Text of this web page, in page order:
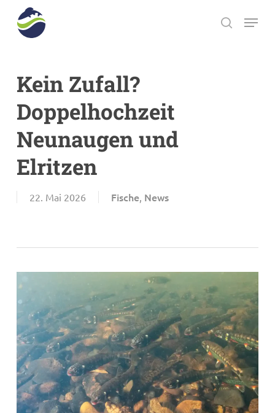
search
Menu
Kein Zufall?
Doppelhochzeit
Neunaugen und
Elritzen
22. Mai 2026 Fische, News